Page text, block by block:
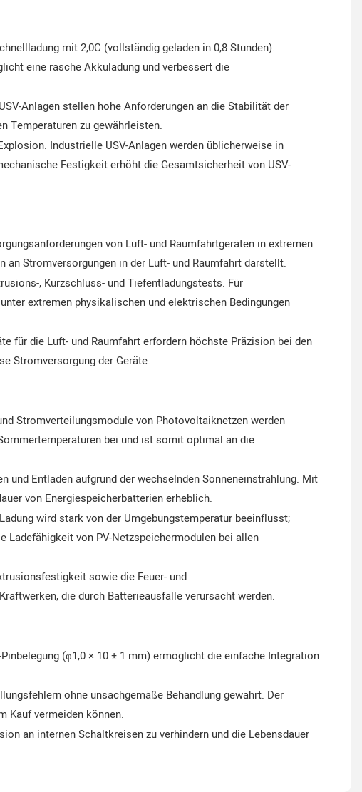
mit 2,0C (vollständig geladen in 0,8 Stunden).
eine rasche Akkuladung und verbessert die
Anlagen stellen hohe Anforderungen an die Stabilität der
Temperaturen zu gewährleisten.
Industrielle USV-Anlagen werden üblicherweise in
Festigkeit erhöht die Gesamtsicherheit von USV-
von Luft- und Raumfahrtgeräten in extremen
an Stromversorgungen in der Luft- und Raumfahrt darstellt.
, Kurzschluss- und Tiefentladungstests. Für
extremen physikalischen und elektrischen Bedingungen
für die Luft- und Raumfahrt erfordern höchste Präzision bei den
Stromversorgung der Geräte.
Stromverteilungsmodule von Photovoltaiknetzen werden
bei und ist somit optimal an die
Entladen aufgrund der wechselnden Sonneneinstrahlung. Mit
von Energiespeicherbatterien erheblich.
wird stark von der Umgebungstemperatur beeinflusst;
von PV-Netzspeichermodulen bei allen
sowie die Feuer- und
die durch Batterieausfälle verursacht werden.
(φ1,0 × 10 ± 1 mm) ermöglicht die einfache Integration
ohne unsachgemäße Behandlung gewährt. Der
Kauf vermeiden können.
an internen Schaltkreisen zu verhindern und die Lebensdauer